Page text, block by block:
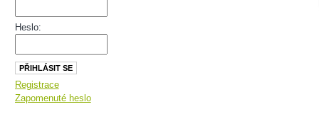
Heslo:
Registrace
Zapomenuté heslo